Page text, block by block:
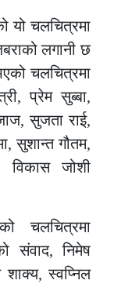
यो चलचित्रमा
लगानी छ
चलचित्रमा
प्रेम सुब्बा,
सुजता राई,
सुशान्त गौतम,
विकास जोशी
चलचित्रमा
संवाद, निमेष
शाक्य, स्वप्निल